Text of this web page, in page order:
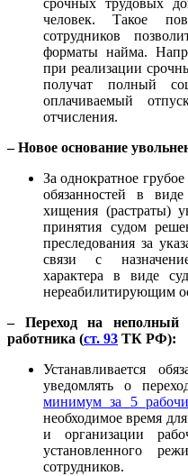
срочных трудовых
человек. Такое
сотрудников
форматы найма.
при реализации
получат полный
оплачиваемый
отчисления.
– Новое основание
За однократное
обязанностей в
хищения (растраты)
принятия судом
преследования за
связи с
характера в виде
нереабилитирующим
– Переход на неполный
работника (ст. 93 ТК РФ):
Устанавливается
уведомлять о
минимум за 5
необходимое время
и организации
установленного
сотрудников.